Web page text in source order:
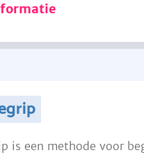
is een methode voor